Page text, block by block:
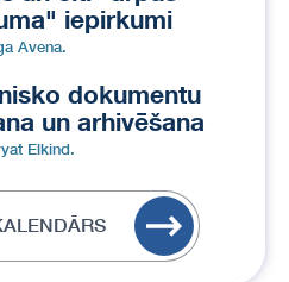
iepirkumi
Avena.
dokumentu
un arhivēšana
Elkind.